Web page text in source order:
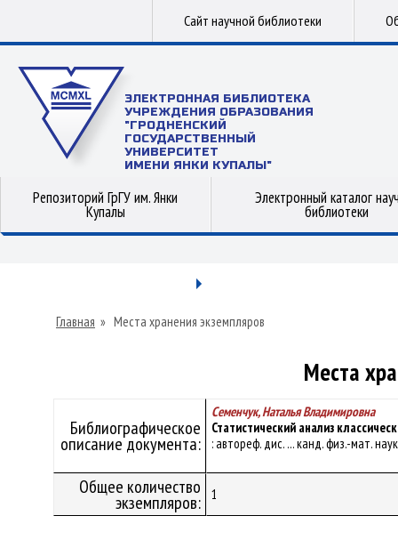
Сайт научной библиотеки
ЭЛЕКТРОННАЯ БИБЛИОТЕКА
УЧРЕЖДЕНИЯ ОБРАЗОВАНИЯ
"ГРОДНЕНСКИЙ
ГОСУДАРСТВЕННЫЙ
УНИВЕРСИТЕТ
ИМЕНИ ЯНКИ КУПАЛЫ"
Репозиторий ГрГУ им. Янки
Купалы
Электронный каталог
библиотеки
Главная » Места хранения экземпляров
Места
Библиографическое
описание документа:
Семенчук, Наталья Владимировна
Статистический анализ
: автореф. дис. ... канд. физ.-мат.
Общее количество
экземпляров: 1